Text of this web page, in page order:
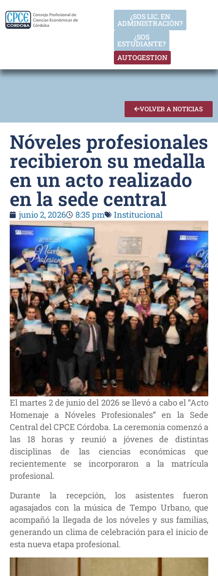
AUTOGESTION
¿SOS
ESTUDIANTE?
¿SOS LIC. EN
ADMINISTRACIÓN?
VOLVER A NOTICIAS
Nóveles profesionales
recibieron su medalla
en un acto realizado
en la sede central
junio 2, 2026 8:35 pm Institucional
El martes 2 de junio del 2026 se llevó a cabo el “Acto
Homenaje a Nóveles Profesionales” en la Sede
Central del CPCE Córdoba. La ceremonia comenzó a
las 18 horas y reunió a jóvenes de distintas
disciplinas de las ciencias económicas que
recientemente se incorporaron a la matrícula
profesional.
Durante la recepción, los asistentes fueron
agasajados con la música de Tempo Urbano, que
acompañó la llegada de los nóveles y sus familias,
generando un clima de celebración para el inicio de
esta nueva etapa profesional.